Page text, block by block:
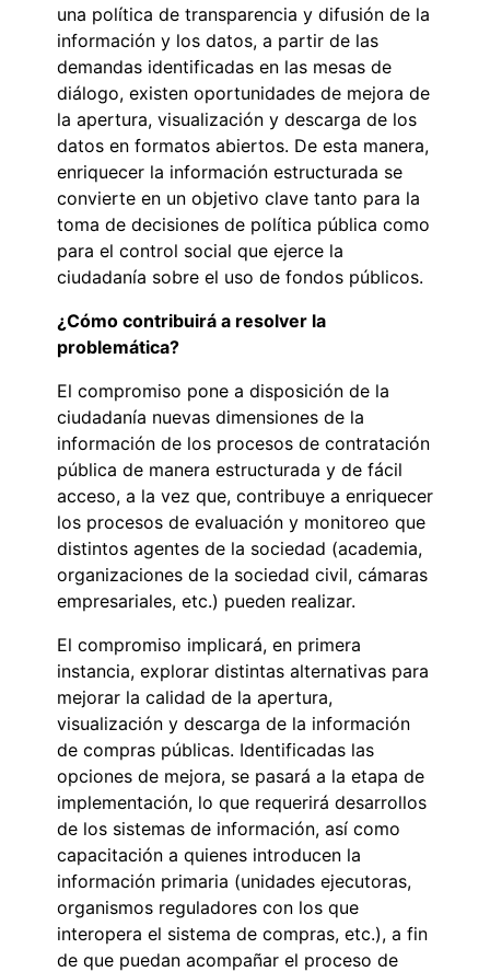
una política de transparencia y difusión de la
información y los datos, a partir de las
demandas identificadas en las mesas de
diálogo, existen oportunidades de mejora de
la apertura, visualización y descarga de los
datos en formatos abiertos. De esta manera,
enriquecer la información estructurada se
convierte en un objetivo clave tanto para la
toma de decisiones de política pública como
para el control social que ejerce la
ciudadanía sobre el uso de fondos públicos.
¿Cómo contribuirá a resolver la
problemática?
El compromiso pone a disposición de la
ciudadanía nuevas dimensiones de la
información de los procesos de contratación
pública de manera estructurada y de fácil
acceso, a la vez que, contribuye a enriquecer
los procesos de evaluación y monitoreo que
distintos agentes de la sociedad (academia,
organizaciones de la sociedad civil, cámaras
empresariales, etc.) pueden realizar.
El compromiso implicará, en primera
instancia, explorar distintas alternativas para
mejorar la calidad de la apertura,
visualización y descarga de la información
de compras públicas. Identificadas las
opciones de mejora, se pasará a la etapa de
implementación, lo que requerirá desarrollos
de los sistemas de información, así como
capacitación a quienes introducen la
información primaria (unidades ejecutoras,
organismos reguladores con los que
interopera el sistema de compras, etc.), a fin
de que puedan acompañar el proceso de